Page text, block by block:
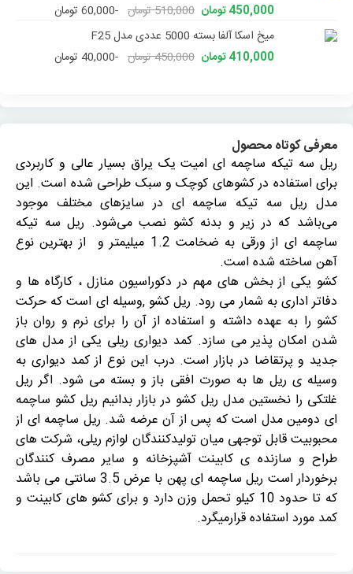
450,000 تومان
510,000 تومان
-60,000 تومان
میخ اسکا آلفا بسته 5000 عددی مدل F25
410,000 تومان
450,000 تومان -40,000 تومان
معرفی کوتاه محصول
ریل سه تیکه ساچمه ای امیت یک یراق بسیار عالی و کاربردی
برای استفاده در کشوهای کوچک و سبک طراحی شده است. این
مدل ریل سه تیکه ساچمه ای در سایزهای مختلف موجود
می‌باشد که در زیر و بدنه کشو نصب می‌شود. ریل سه تیکه
ساچمه ای از ورقی به ضخامت 1.2 میلیمتر و از بهترین نوع
آهن ساخته شده است.
کشو یکی از بخش های مهم در دکوراسیون منازل ، کارگاه ها و
دفاتر اداری به شمار می رود. ریل کشو ,وسیله ای است که حرکت
کشو را به عهده داشته و استفاده از آن را برای نرم و روان باز
شدن امکان پذیر می سازد. کمد دیواری ریلی یکی از مدل های
جدید و پرتقاضا در بازار است. درب این نوع از کمد دیواری به
وسیله ی ریل ها به صورت افقی باز و بسته می شود. اگر ریل
غلتکی را نخستین مدل ریل کشو در بازار بدانیم ریل کشو ساچمه
ای دومین مدل است که پس از آن عرضه شد. ریل ساچمه ای از
محبوبیت قابل توجهی میان تولیدکنندگان لوازم ریلی، شرکت های
طراح و سازنده ی کابینت آشپزخانه و سایر مصرف کنندگان
برخوردار است ریل ساچمه ای پهن با عرض 3.5 سانتی می باشد
که تا حدود 10 کیلو تحمل وزن دارد و برای کشو های کابینت و
کمد مورد استفاده قرارمیگرد.